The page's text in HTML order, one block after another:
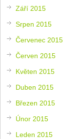
Září 2015
Srpen 2015
Červenec 2015
Červen 2015
Květen 2015
Duben 2015
Březen 2015
Únor 2015
Leden 2015